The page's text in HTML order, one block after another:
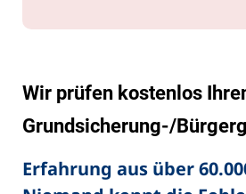
Wir prüfen kostenlos
Grundsicherung-/
Erfahrung aus über